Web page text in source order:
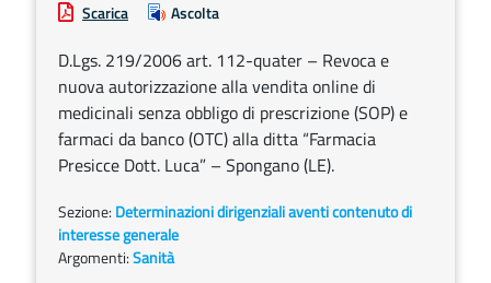
Scarica Ascolta
D.Lgs. 219/2006 art. 112-quater – Revoca e
nuova autorizzazione alla vendita online di
medicinali senza obbligo di prescrizione (SOP) e
farmaci da banco (OTC) alla ditta “Farmacia
Presicce Dott. Luca” – Spongano (LE).
Sezione: Determinazioni dirigenziali aventi contenuto di
interesse generale
Argomenti:Sanità